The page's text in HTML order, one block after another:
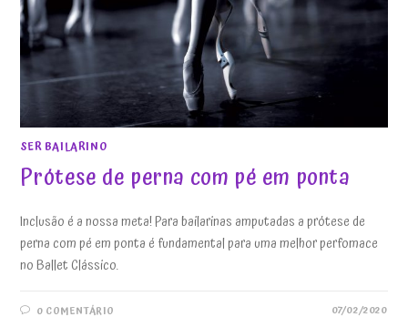
SER BAILARINO
Prótese de perna com pé em ponta
Inclusão é a nossa meta! Para bailarinas amputadas a prótese de
perna com pé em ponta é fundamental para uma melhor perfomace
no Ballet Clássico.
0 COMENTÁRIO 07/02/2020